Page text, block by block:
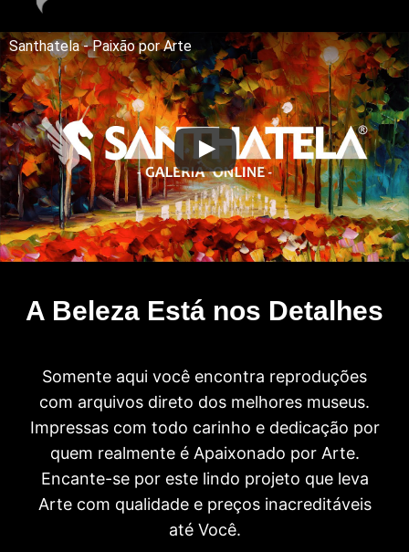
Santhatela - Paixão por Arte
A Beleza Está nos Detalhes
Somente aqui você encontra reproduções
com arquivos direto dos melhores museus.
Impressas com todo carinho e dedicação por
quem realmente é Apaixonado por Arte.
Encante-se por este lindo projeto que leva
Arte com qualidade e preços inacreditáveis
até Você.